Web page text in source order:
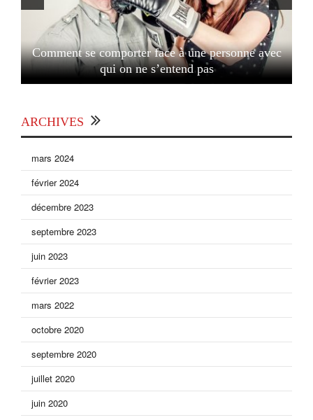
Comment se comporter face à une personne avec
qui on ne s’entend pas
ARCHIVES
mars 2024
février 2024
décembre 2023
septembre 2023
juin 2023
février 2023
mars 2022
octobre 2020
septembre 2020
juillet 2020
juin 2020